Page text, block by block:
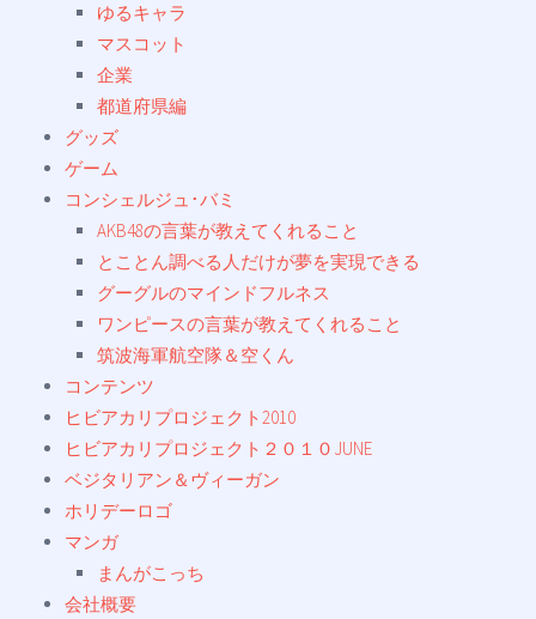
ゆるキャラ
マスコット
企業
都道府県編
グッズ
ゲーム
コンシェルジュ･バミ
AKB48の言葉が教えてくれること
とことん調べる人だけが夢を実現できる
グーグルのマインドフルネス
ワンピースの言葉が教えてくれること
筑波海軍航空隊＆空くん
コンテンツ
ヒビアカリプロジェクト2010
ヒビアカリプロジェクト２０１０JUNE
ベジタリアン＆ヴィーガン
ホリデーロゴ
マンガ
まんがこっち
会社概要